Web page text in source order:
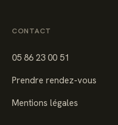
CONTACT
05 86 23 00 51
Prendre rendez-vous
Mentions légales